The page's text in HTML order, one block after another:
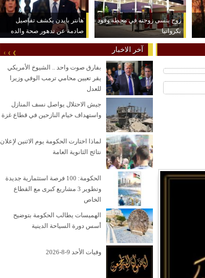
زوج ينسى زوجته في محطة وقود
بكرواتيا
هانتر بايدن يكشف تفاصيل
صادمة عن تدهور صحة والده
آخر الاخبار
بفارق صوت واحد .. الشيوخ الأمريكي
يقر تعيين محامي ترمب الوفي وزيرا
للعدل
جيش الاحتلال يواصل نسف المنازل
واستهداف خيام النازحين في قطاع غزة
لماذا اختارت الحكومة يوم الاثنين لإعلان
نتائج الثانوية العامة
الحكومة: 100 فرصة استثمارية جديدة
وتطوير 3 مشاريع كبرى مع القطاع
الخاص
الهميسات يطالب الحكومة بتوضيح
أسس دورة السياحة الدينية
وفيات الأحد 9-8-2026